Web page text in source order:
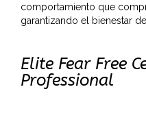
comportamiento que
garantizando el bienestar de
Elite Fear Free
Professional